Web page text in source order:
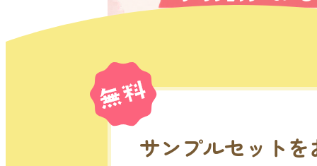
サンプルセット